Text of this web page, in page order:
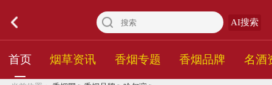
AI搜索
首页 烟草资讯 香烟专题 香烟品牌 名酒